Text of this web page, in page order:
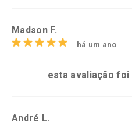
Madson F.
há um ano
esta avaliação foi
André L.